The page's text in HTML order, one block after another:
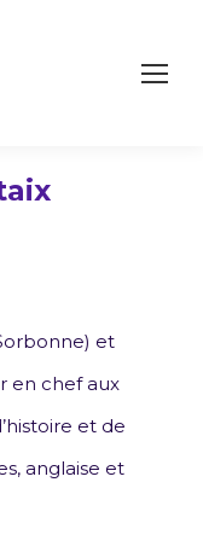
et
en chef aux
et de
anglaise et